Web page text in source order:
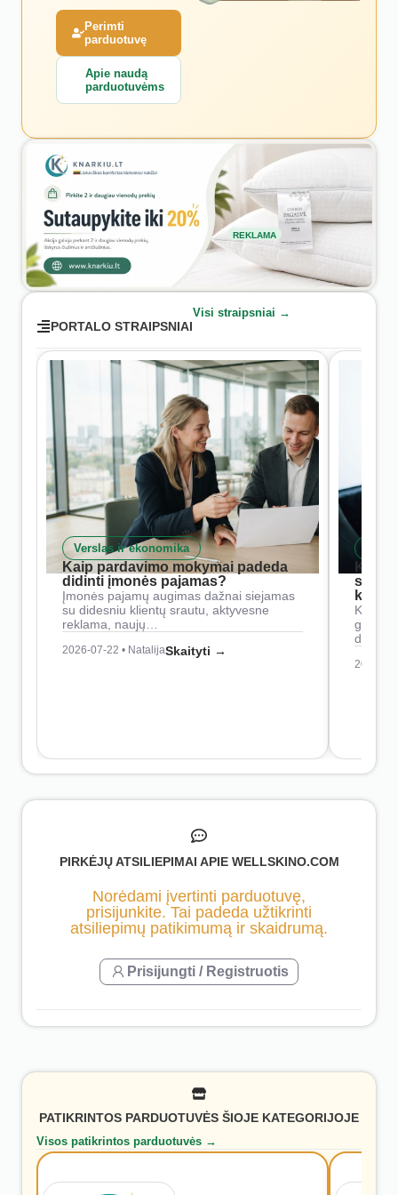
Perimti
parduotuvę
Apie naudą
parduotuvėms
REKLAMA
PORTALO STRAIPSNIAI
Visi straipsniai →
Verslas ir ekonomika
Kaip pardavimo mokymai padeda
didinti įmonės pajamas?
Įmonės pajamų augimas dažnai siejamas
su didesniu klientų srautu, aktyvesne
reklama, naujų…
2026-07-22 • NatalijaSkaityti →
Kaip
2026-
PIRKĖJŲ ATSILIEPIMAI APIE WELLSKINO.COM
Norėdami įvertinti parduotuvę,
prisijunkite. Tai padeda užtikrinti
atsiliepimų patikimumą ir skaidrumą.
Prisijungti / Registruotis
PATIKRINTOS PARDUOTUVĖS ŠIOJE KATEGORIJOJE
Visos patikrintos parduotuvės →